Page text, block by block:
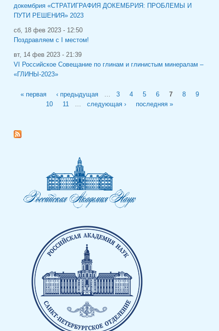
докембрия «СТРАТИГРАФИЯ ДОКЕМБРИЯ: ПРОБЛЕМЫ И
ПУТИ РЕШЕНИЯ» 2023
сб, 18 фев 2023 - 12:50
Поздравляем с I местом!
вт, 14 фев 2023 - 21:39
VI Российское Совещание по глинам и глинистым минералам –
«ГЛИНЫ-2023»
« первая ‹ предыдущая 3 4 5 6 7 8
9
10
11 следующая › последняя »